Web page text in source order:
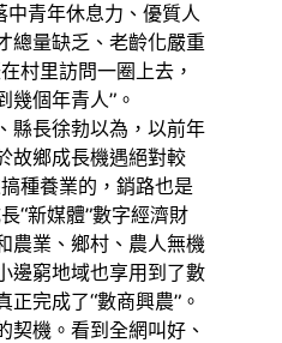
中青年休息力、優質人
總量缺乏、老齡化嚴重
村里訪問一圈上去，
幾個年青人”。
長徐勃以為，以前年
故鄉成長機遇絕對較
種養業的，銷路也是
“新媒體”數字經濟財
農業、鄉村、農人無機
邊窮地域也享用到了數
完成了“數商興農”。
機。看到全網叫好、